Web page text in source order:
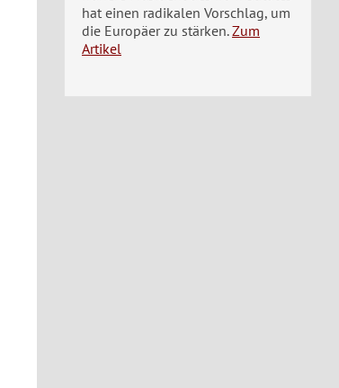
hat einen radikalen Vorschlag, um
die Europäer zu stärken. Zum
Artikel